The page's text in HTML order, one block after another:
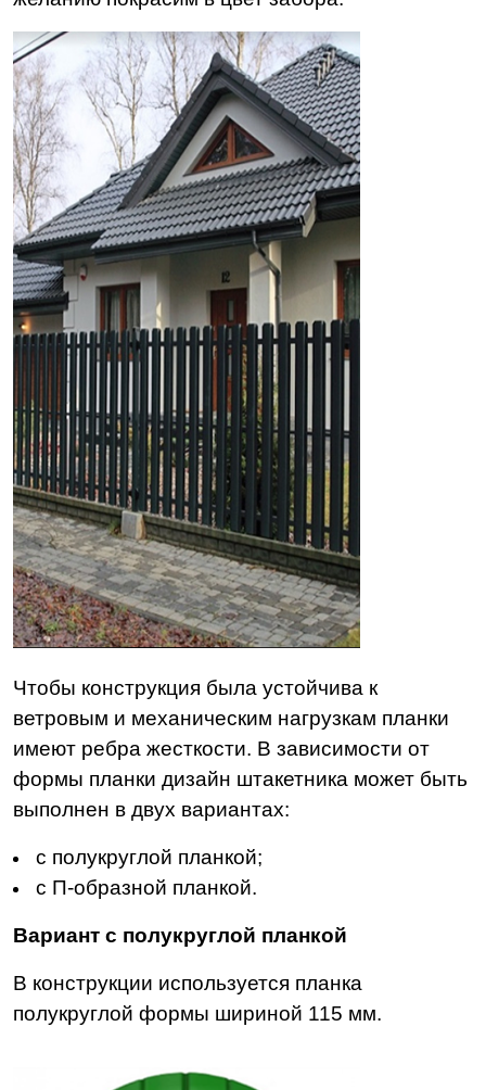
Чтобы конструкция была устойчива к
ветровым и механическим нагрузкам планки
имеют ребра жесткости. В зависимости от
формы планки дизайн штакетника может быть
выполнен в двух вариантах:
с полукруглой планкой;
с П-образной планкой.
Вариант с полукруглой планкой
В конструкции используется планка
полукруглой формы шириной 115 мм.